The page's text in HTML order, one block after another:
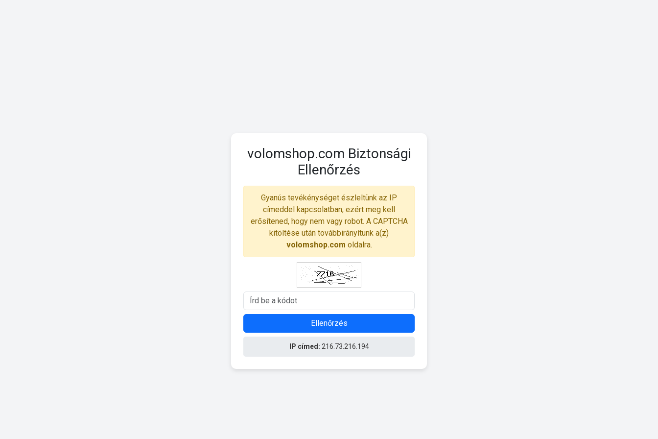
volomshop.com Biztonsági
Ellenőrzés
Gyanús tevékénységet észleltünk az IP
címeddel kapcsolatban, ezért meg kell
erősítened, hogy nem vagy robot. A CAPTCHA
kitöltése után továbbirányítunk a(z)
volomshop.com oldalra.
Ellenőrzés
IP címed: 216.73.216.194